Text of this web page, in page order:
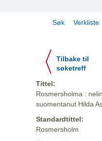
Søk Verkliste
Tilbake til
søketreff
Tittel:
Rosmersholma :
suomentanut Hilda
Standardtittel:
Rosmersholm